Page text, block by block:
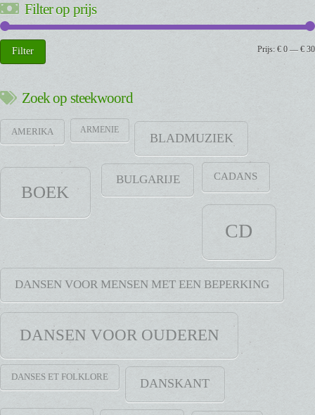
Filter op prijs
Min.
prijs
Max.
prijs
Filter Prijs: € 0 — € 30
Zoek op steekwoord
AMERIKA ARMENIE
BLADMUZIEK
BOEK
BULGARIJE CADANS
CD
DANSEN VOOR MENSEN MET EEN BEPERKING
DANSEN VOOR OUDEREN
DANSES ET FOLKLORE DANSKANT